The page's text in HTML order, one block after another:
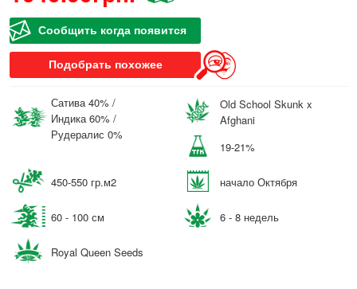
Сообщить когда появится
Подобрать похожее
Сатива 40% /
Индика 60% /
Рудералис 0%
Old School Skunk x
Afghani
19-21%
450-550 гр.м2 начало Октября
60 - 100 см 6 - 8 недель
Royal Queen Seeds